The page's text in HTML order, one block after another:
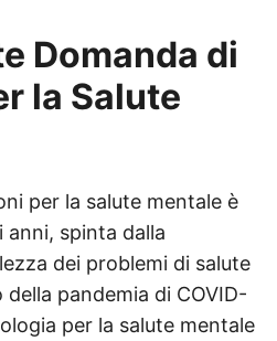
Domanda di
la Salute
per la salute mentale è
anni, spinta dalla
dei problemi di salute
della pandemia di COVID-
per la salute mentale